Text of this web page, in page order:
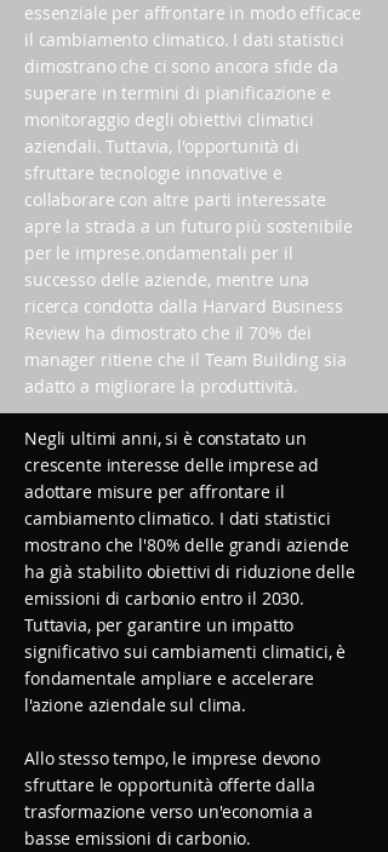
essenziale per affrontare in modo efficace
il cambiamento climatico. I dati statistici
dimostrano che ci sono ancora sfide da
superare in termini di pianificazione e
monitoraggio degli obiettivi climatici
aziendali. Tuttavia, l'opportunità di
sfruttare tecnologie innovative e
collaborare con altre parti interessate
apre la strada a un futuro più sostenibile
per le imprese.ondamentali per il
successo delle aziende, mentre una
ricerca condotta dalla Harvard Business
Review ha dimostrato che il 70% dei
manager ritiene che il Team Building sia
adatto a migliorare la produttività.
Negli ultimi anni, si è constatato un
crescente interesse delle imprese ad
adottare misure per affrontare il
cambiamento climatico. I dati statistici
mostrano che l'80% delle grandi aziende
ha già stabilito obiettivi di riduzione delle
emissioni di carbonio entro il 2030.
Tuttavia, per garantire un impatto
significativo sui cambiamenti climatici, è
fondamentale ampliare e accelerare
l'azione aziendale sul clima.
Allo stesso tempo, le imprese devono
sfruttare le opportunità offerte dalla
trasformazione verso un'economia a
basse emissioni di carbonio.